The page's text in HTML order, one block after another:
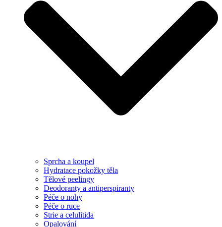
Sprcha a koupel
Hydratace pokožky těla
Tělové peelingy
Deodoranty a antiperspiranty
Péče o nohy
Péče o ruce
Strie a celulitida
Opalování